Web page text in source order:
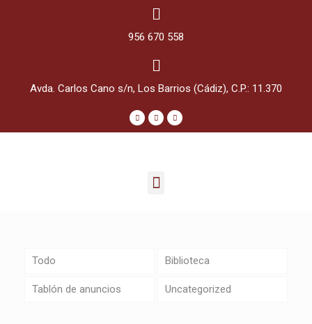
956 670 558
Avda. Carlos Cano s/n, Los Barrios (Cádiz), C.P.: 11.370
Todo Biblioteca
Tablón de anuncios Uncategorized